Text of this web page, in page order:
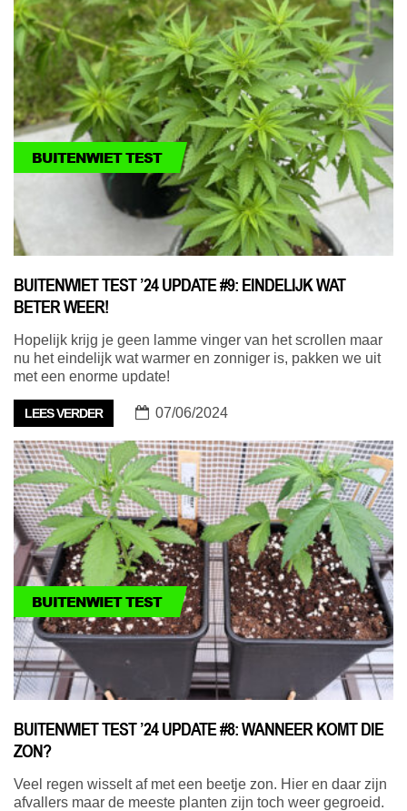
BUITENWIET TEST
BUITENWIET TEST ’24 UPDATE #9: EINDELIJK WAT
BETER WEER!
Hopelijk krijg je geen lamme vinger van het scrollen maar
nu het eindelijk wat warmer en zonniger is, pakken we uit
met een enorme update!
LEES VERDER 07/06/2024
BUITENWIET TEST
BUITENWIET TEST ’24 UPDATE #8: WANNEER KOMT DIE
ZON?
Veel regen wisselt af met een beetje zon. Hier en daar zijn
afvallers maar de meeste planten zijn toch weer gegroeid.